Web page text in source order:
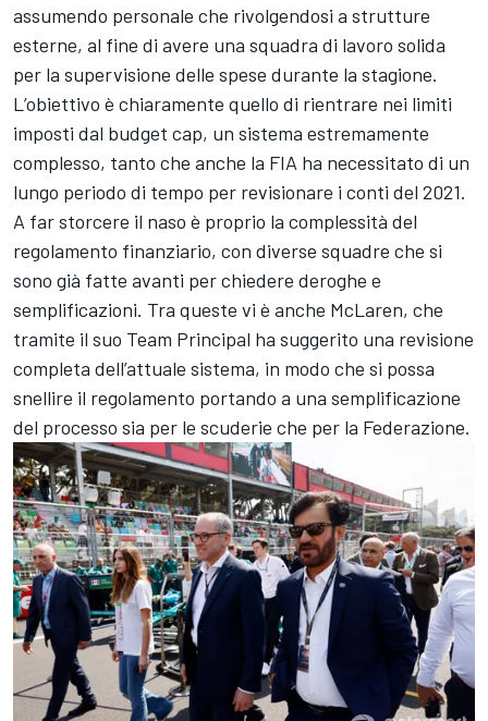
assumendo personale che rivolgendosi a strutture
esterne, al fine di avere una squadra di lavoro solida
per la supervisione delle spese durante la stagione.
L’obiettivo è chiaramente quello di rientrare nei limiti
imposti dal budget cap, un sistema estremamente
complesso, tanto che anche la FIA ha necessitato di un
lungo periodo di tempo per revisionare i conti del 2021.
A far storcere il naso è proprio la complessità del
regolamento finanziario, con diverse squadre che si
sono già fatte avanti per chiedere deroghe e
semplificazioni. Tra queste vi è anche McLaren, che
tramite il suo Team Principal ha suggerito una revisione
completa dell’attuale sistema, in modo che si possa
snellire il regolamento portando a una semplificazione
del processo sia per le scuderie che per la Federazione.